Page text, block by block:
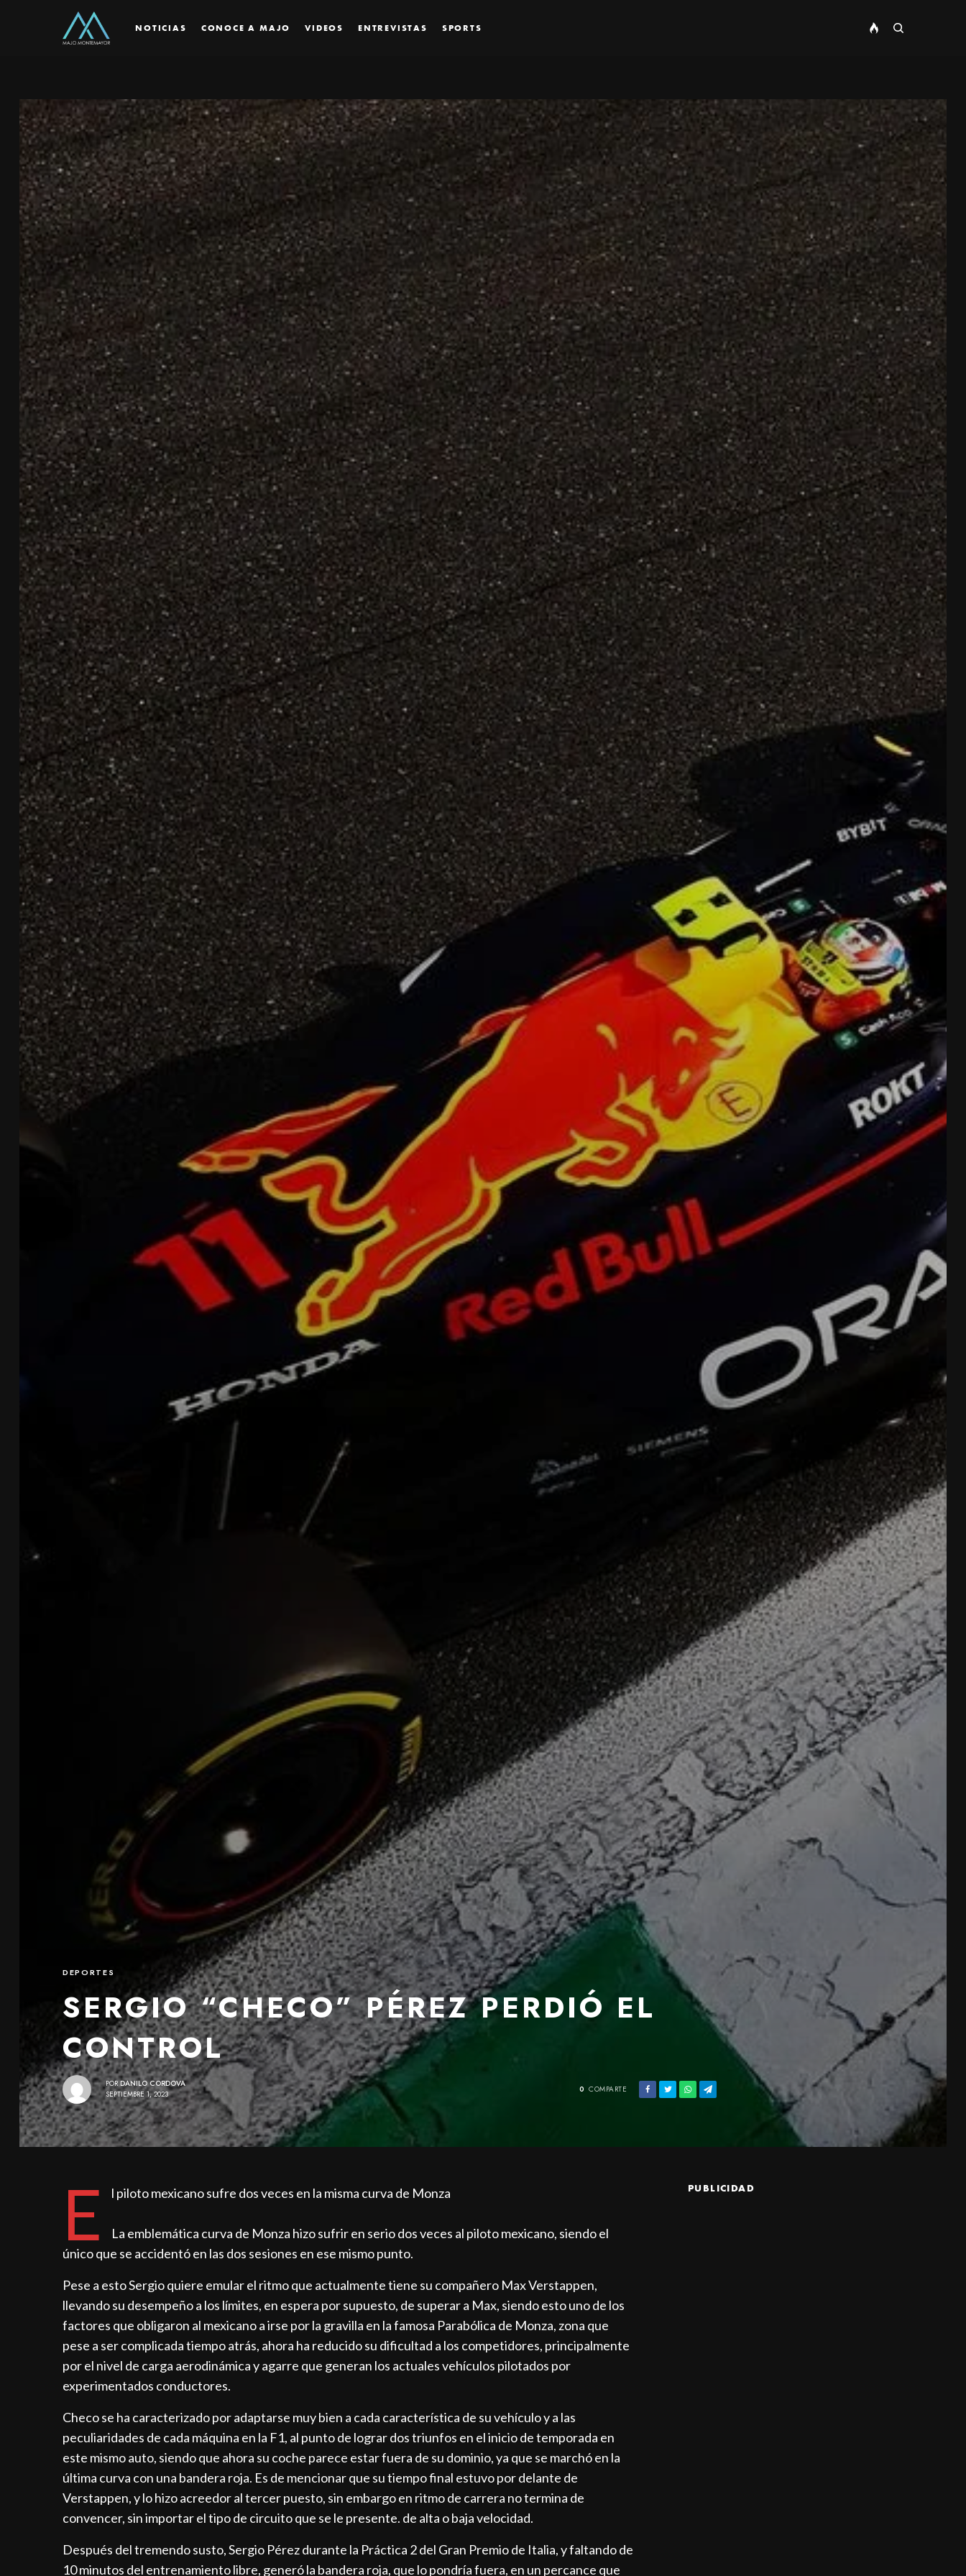
NOTICIAS CONOCE A MAJO VIDEOS ENTREVISTAS SPORTS
DEPORTES
SERGIO “CHECO” PÉREZ PERDIÓ EL
CONTROL
POR DANILO CORDOVA
SEPTIEMBRE 1, 2023
0 COMPARTE
E l piloto mexicano sufre dos veces en la misma curva de Monza
La emblemática curva de Monza hizo sufrir en serio dos veces al piloto mexicano, siendo el
único que se accidentó en las dos sesiones en ese mismo punto.
Pese a esto Sergio quiere emular el ritmo que actualmente tiene su compañero Max Verstappen,
llevando su desempeño a los límites, en espera por supuesto, de superar a Max, siendo esto uno de los
factores que obligaron al mexicano a irse por la gravilla en la famosa Parabólica de Monza, zona que
pese a ser complicada tiempo atrás, ahora ha reducido su dificultad a los competidores, principalmente
por el nivel de carga aerodinámica y agarre que generan los actuales vehículos pilotados por
experimentados conductores.
Checo se ha caracterizado por adaptarse muy bien a cada característica de su vehículo y a las
peculiaridades de cada máquina en la F1, al punto de lograr dos triunfos en el inicio de temporada en
este mismo auto, siendo que ahora su coche parece estar fuera de su dominio, ya que se marchó en la
última curva con una bandera roja. Es de mencionar que su tiempo final estuvo por delante de
Verstappen, y lo hizo acreedor al tercer puesto, sin embargo en ritmo de carrera no termina de
convencer, sin importar el tipo de circuito que se le presente. de alta o baja velocidad.
Después del tremendo susto, Sergio Pérez durante la Práctica 2 del Gran Premio de Italia, y faltando de
10 minutos del entrenamiento libre, generó la bandera roja, que lo pondría fuera, en un percance que
PUBLICIDAD